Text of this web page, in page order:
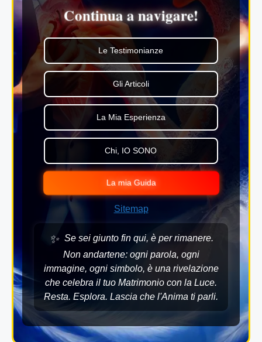
Continua a navigare!
Le Testimonianze
Gli Articoli
La Mia Esperienza
Chi, IO SONO
La mia Guida
Sitemap
✨
Se sei giunto fin qui, è per rimanere.
Non andartene: ogni parola, ogni
immagine, ogni simbolo, è una rivelazione
che celebra il tuo Matrimonio con la Luce.
Resta. Esplora. Lascia che l'Anima ti parli.